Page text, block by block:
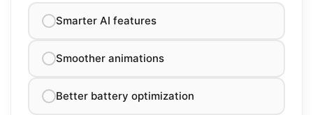
Smarter AI features
Smoother animations
Better battery optimization